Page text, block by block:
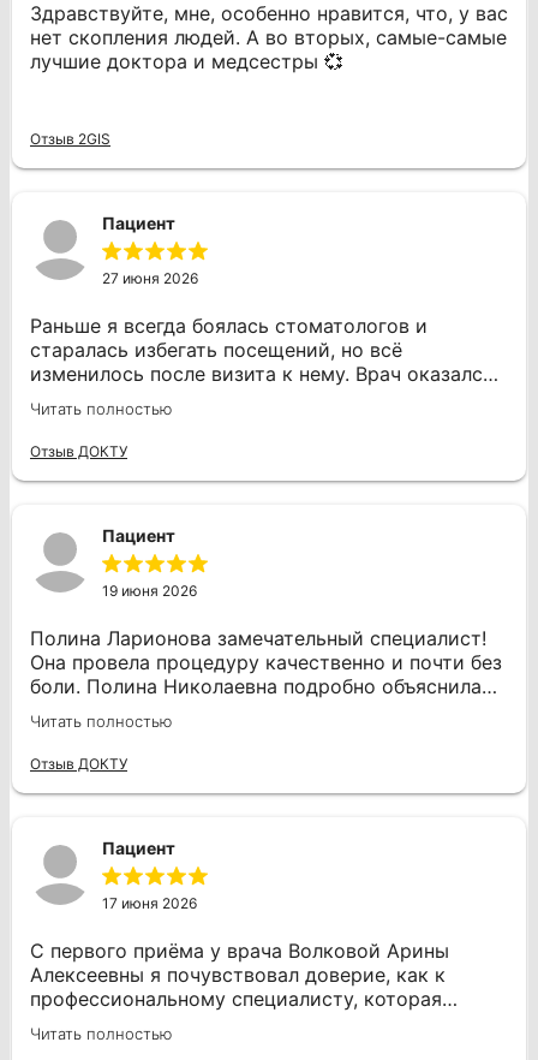
Здравствуйте, мне, особенно нравится, что, у вас
нет скопления людей. А во вторых, самые-самые
лучшие доктора и медсестры 💞
Отзыв 2GIS
Пациент
27 июня 2026
Раньше я всегда боялась стоматологов и
старалась избегать посещений, но всё
изменилось после визита к нему. Врач оказался
профессионалом своего дела. Во время
процедуры я не испытывала боли, даже когда он
проводил сверление и другие манипуляции, что
зуба, и я чувствую огромную благодарность.
Если это лечение всегда будет таким
комфортным, то, возможно, я буду посещать
случаях.
Читать полностью
Отзыв ДОКТУ
Пациент
19 июня 2026
Полина Ларионова замечательный специалист!
Она провела процедуру качественно и почти без
боли. Полина Николаевна подробно объяснила
все этапы работы и дала отличные
рекомендации по уходу за зубами. Я
определенно буду обращаться только к ней в
Читать полностью
Отзыв ДОКТУ
Пациент
17 июня 2026
С первого приёма у врача Волковой Арины
Алексеевны я почувствовал доверие, как к
профессиональному специалисту, которая
всегда обстоятельно расскажет, что делает и
что будет делать очень внимательно. И я очень
Читать полностью